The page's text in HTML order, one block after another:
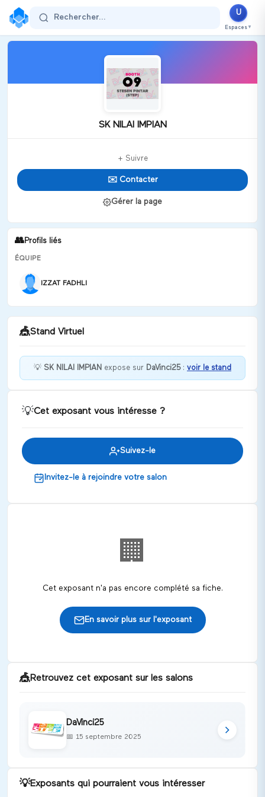
Rechercher...
U
Espaces ▼
SK NILAI IMPIAN
+ Suivre
✉️ Contacter
Gérer la page
👥Profils liés
ÉQUIPE
IZZAT FADHLI
🎪Stand Virtuel
Discuter
💡 SK NILAI IMPIAN expose sur DaVinci25: voir le stand
💡Cet exposant vous intéresse ?
Suivez-le
Invitez-le à rejoindre votre salon
🏢
Cet exposant n'a pas encore complété sa fiche.
En savoir plus sur l'exposant
🎪Retrouvez cet exposant sur les salons
DaVinci25
📅 15 septembre 2025
💡Exposants qui pourraient vous intéresser